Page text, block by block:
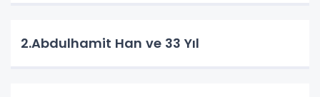
2.Abdulhamit Han ve 33 Yıl